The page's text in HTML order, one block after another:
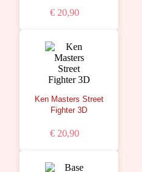
€ 20,90
Ken Masters Street
Fighter 3D
€ 20,90